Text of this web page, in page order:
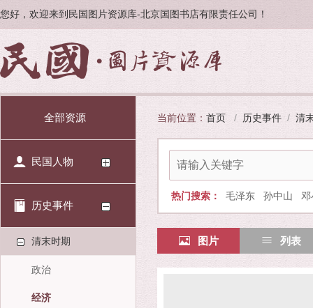
您好，欢迎来到民国图片资源库-北京国图书店有限责任公司！
全部资源
民国人物
历史事件
清末时期
政治
经济
当前位置： 首页 / 历史事件 / 清
热门搜索： 毛泽东 孙中山
图片 列表